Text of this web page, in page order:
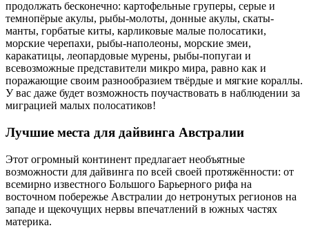
продолжать бесконечно: картофельные груперы, серые и
темнопёрые акулы, рыбы-молоты, донные акулы, скаты-
манты, горбатые киты, карликовые малые полосатики,
морские черепахи, рыбы-наполеоны, морские змеи,
каракатицы, леопардовые мурены, рыбы-попугаи и
всевозможные представители микро мира, равно как и
поражающие своим разнообразием твёрдые и мягкие кораллы.
У вас даже будет возможность поучаствовать в наблюдении за
миграцией малых полосатиков!
Лучшие места для дайвинга Австралии
Этот огромный континент предлагает необъятные
возможности для дайвинга по всей своей протяжённости: от
всемирно известного Большого Барьерного рифа на
восточном побережье Австралии до нетронутых регионов на
западе и щекочущих нервы впечатлений в южных частях
материка.